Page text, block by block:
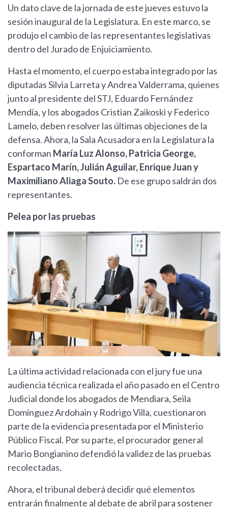
Un dato clave de la jornada de este jueves estuvo la
sesión inaugural de la Legislatura. En este marco, se
produjo el cambio de las representantes legislativas
dentro del Jurado de Enjuiciamiento.
Hasta el momento, el cuerpo estaba integrado por las
diputadas Silvia Larreta y Andrea Valderrama, quienes
junto al presidente del STJ, Eduardo Fernández
Mendía, y los abogados Cristian Zaikoski y Federico
Lamelo, deben resolver las últimas objeciones de la
defensa. Ahora, la Sala Acusadora en la Legislatura la
conforman María Luz Alonso, Patricia George,
Espartaco Marín, Julián Aguilar, Enrique Juan y
Maximiliano Aliaga Souto. De ese grupo saldrán dos
representantes.
Pelea por las pruebas
La última actividad relacionada con el jury fue una
audiencia técnica realizada el año pasado en el Centro
Judicial donde los abogados de Mendiara, Seila
Domínguez Ardohain y Rodrigo Villa, cuestionaron
parte de la evidencia presentada por el Ministerio
Público Fiscal. Por su parte, el procurador general
Mario Bongianino defendió la validez de las pruebas
recolectadas.
Ahora, el tribunal deberá decidir qué elementos
entrarán finalmente al debate de abril para sostener